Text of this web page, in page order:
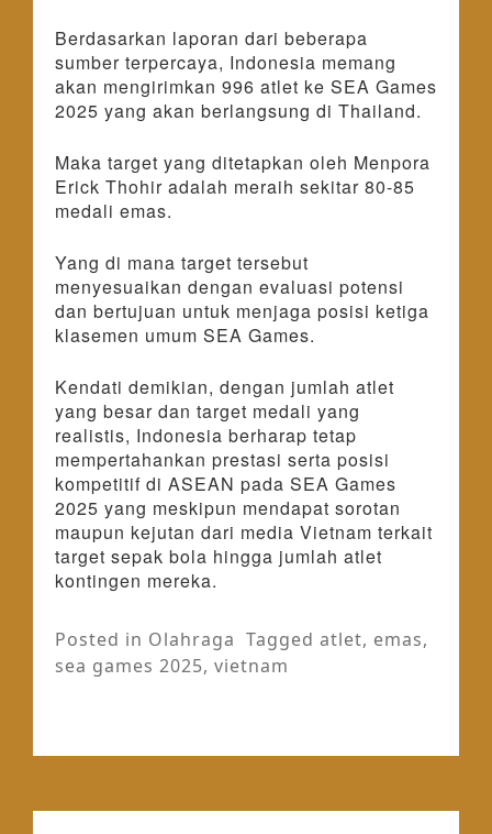
Berdasarkan laporan dari beberapa
sumber terpercaya, Indonesia memang
akan mengirimkan 996 atlet ke SEA Games
2025 yang akan berlangsung di Thailand.
Maka target yang ditetapkan oleh Menpora
Erick Thohir adalah meraih sekitar 80-85
medali emas.
Yang di mana target tersebut
menyesuaikan dengan evaluasi potensi
dan bertujuan untuk menjaga posisi ketiga
klasemen umum SEA Games.
Kendati demikian, dengan jumlah atlet
yang besar dan target medali yang
realistis, Indonesia berharap tetap
mempertahankan prestasi serta posisi
kompetitif di ASEAN pada SEA Games
2025 yang meskipun mendapat sorotan
maupun kejutan dari media Vietnam terkait
target sepak bola hingga jumlah atlet
kontingen mereka.
Posted in Olahraga Tagged atlet, emas,
sea games 2025, vietnam